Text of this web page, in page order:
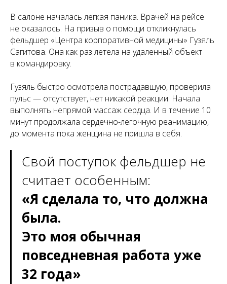
В салоне началась легкая паника. Врачей на рейсе
не оказалось. На призыв о помощи откликнулась
фельдшер «Центра корпоративной медицины» Гузяль
Сагитова. Она как раз летела на удаленный объект
в командировку.
Гузяль быстро осмотрела пострадавшую, проверила
пульс — отсутствует, нет никакой реакции. Начала
выполнять непрямой массаж сердца. И в течение 10
минут продолжала сердечно-легочную реанимацию,
до момента пока женщина не пришла в себя.
Свой поступок фельдшер не
считает особенным:
«Я сделала то, что должна
была.
Это моя обычная
повседневная работа уже
32 года»